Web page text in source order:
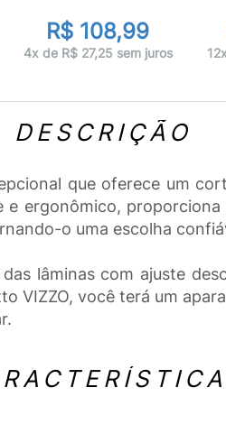
R$ 108,99
4x de R$ 27,25 sem juros
DESCRIÇÃO
que oferece um
ergonômico,
o uma escolha
lâminas com ajuste
VIZZO, você terá um